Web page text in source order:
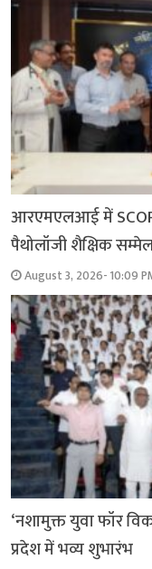
आरएमएलआई में
पैथोलॉजी शैक्षिक
August 3, 2026- 10:09
‘नशामुक्त युवा फॉर
प्रदेश में भव्य शुभारंभ